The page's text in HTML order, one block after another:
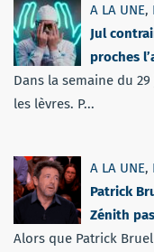
A LA UNE,
Jul
proches
Dans la semaine du
les lèvres. P...
A LA UNE,
Patrick
Zénith
Alors que Patrick